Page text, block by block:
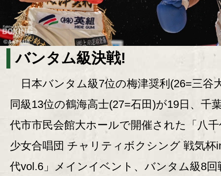
バンタム級決戦!
日本バンタム級7位の梅津奨利(26=三谷
同級13位の鶴海高士(27=石田)が19日、千
代市市民会館大ホールで開催された「八
少女合唱団 チャリティボクシング 戦気杯
代vol.6」メインイベント、バンタム級8回